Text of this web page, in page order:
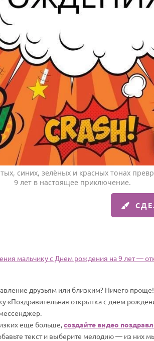
синих, зелёных и красных тонах
9 лет в настоящее приключение.
мальчику c Днем рождения на 9 лет —
друзьям или близким? Ничего проще!
«Поздравительная открытка с днем
еще больше,создайте видео
текст и выберите мелодию — из них